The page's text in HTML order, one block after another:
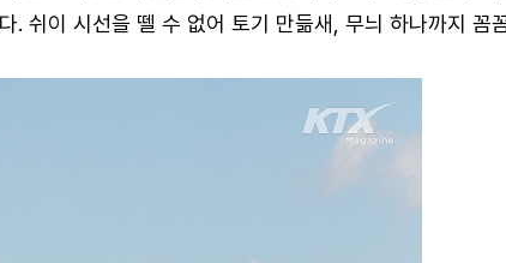
쉬이 시선을 뗄 수 없어 토기 만듦새, 무늬 하나까지 꼼